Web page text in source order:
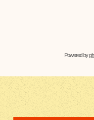
Powered by